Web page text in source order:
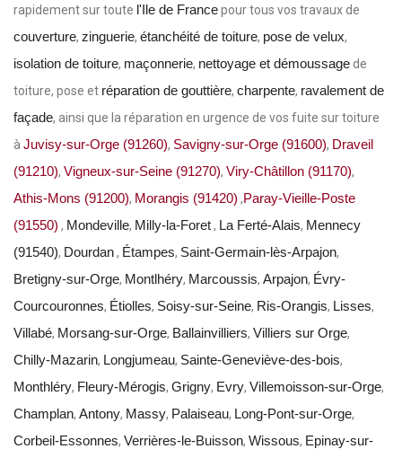
rapidement sur toute l'Ile de Francepour tous vos travaux de
couverture, zinguerie, étanchéité de toiture, pose de velux,
isolation de toiture, maçonnerie, nettoyage et démoussage de
toiture, pose et réparation de gouttière, charpente, ravalement de
façade, ainsi que la réparation en urgence de vos fuite sur toiture
à Juvisy-sur-Orge (91260), Savigny-sur-Orge (91600), Draveil
(91210), Vigneux-sur-Seine (91270), Viry-Châtillon (91170),
Athis-Mons (91200), Morangis (91420) ,Paray-Vieille-Poste
(91550) , Mondeville, Milly-la-Foret, La Ferté-Alais, Mennecy
(91540), Dourdan, Étampes, Saint-Germain-lès-Arpajon,
Bretigny-sur-Orge, Montlhéry, Marcoussis, Arpajon, Évry-
Courcouronnes, Étiolles, Soisy-sur-Seine, Ris-Orangis, Lisses,
Villabé, Morsang-sur-Orge, Ballainvilliers, Villiers sur Orge,
Chilly-Mazarin, Longjumeau, Sainte-Geneviève-des-bois,
Monthléry, Fleury-Mérogis, Grigny, Evry, Villemoisson-sur-Orge,
Champlan, Antony, Massy, Palaiseau, Long-Pont-sur-Orge,
Corbeil-Essonnes, Verrières-le-Buisson, Wissous, Epinay-sur-